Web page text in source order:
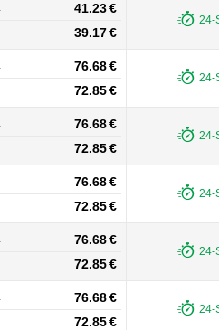
41.23 €
39.17 €
24-
76.68 €
72.85 €
24-
76.68 €
72.85 €
24-
76.68 €
72.85 €
24-
76.68 €
72.85 €
24-
76.68 €
72.85 €
24-